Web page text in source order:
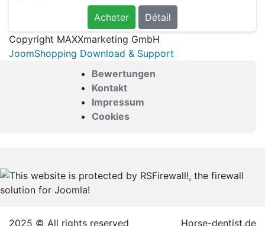
Acheter
Détail
Copyright MAXXmarketing GmbH
JoomShopping Download & Support
Bewertungen
Kontakt
Impressum
Cookies
2025 © All rights reserved Horse-dentist.de